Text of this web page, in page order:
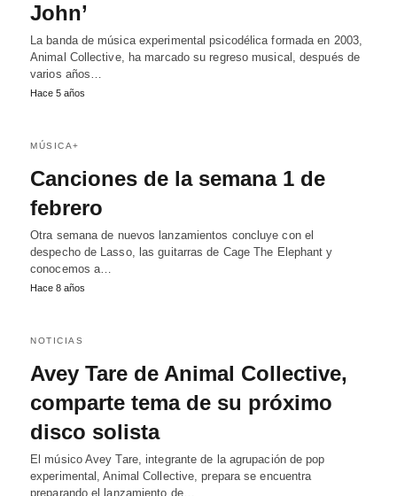
John’
La banda de música experimental psicodélica formada en 2003,
Animal Collective, ha marcado su regreso musical, después de
varios años…
Hace 5 años
MÚSICA+
Canciones de la semana 1 de
febrero
Otra semana de nuevos lanzamientos concluye con el
despecho de Lasso, las guitarras de Cage The Elephant y
conocemos a…
Hace 8 años
NOTICIAS
Avey Tare de Animal Collective,
comparte tema de su próximo
disco solista
El músico Avey Tare, integrante de la agrupación de pop
experimental, Animal Collective, prepara se encuentra
preparando el lanzamiento de…